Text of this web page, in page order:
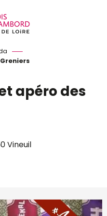
apéro des
Vineuil